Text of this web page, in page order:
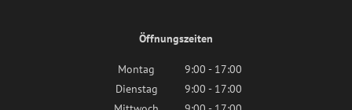
Öffnungszeiten
Montag
9:00 - 17:00
Dienstag
9:00 - 17:00